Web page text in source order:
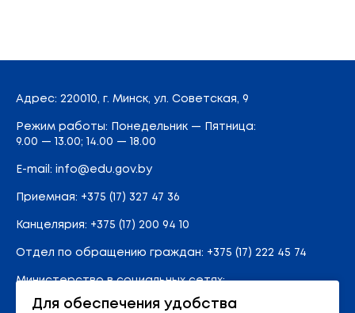
Адрес: 220010, г. Минск, ул. Советская, 9
Режим работы: Понедельник — Пятница:
9.00 — 13.00; 14.00 — 18.00
E-mail: info@edu.gov.by
Приемная: +375 (17) 327 47 36
Канцелярия: +375 (17) 200 94 10
Отдел по обращению граждан: +375 (17) 222 45 74
Министерство в социальных сетях:
Для обеспечения удобства